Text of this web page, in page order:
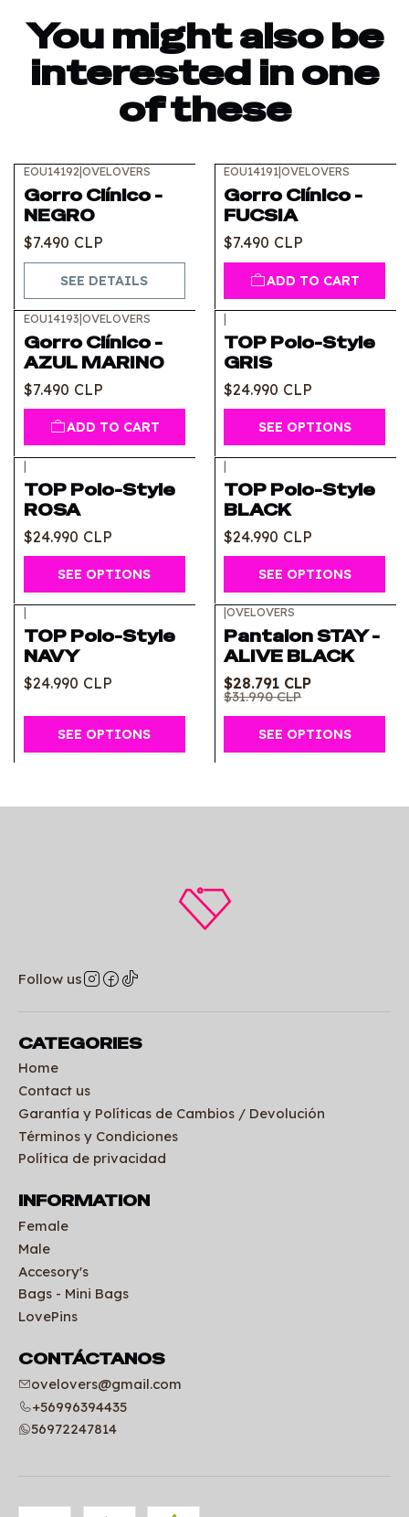
You might also be
interested in one
of these
EOU14192|OVELOVERS
Gorro Clínico -
NEGRO
$7.490 CLP
SEE DETAILS
EOU14191|OVELOVERS
Gorro Clínico -
FUCSIA
$7.490 CLP
ADD TO CART
EOU14193|OVELOVERS
Gorro Clínico -
AZUL MARINO
$7.490 CLP
ADD TO CART
|
TOP Polo-Style
GRIS
$24.990 CLP
SEE OPTIONS
|
TOP Polo-Style
ROSA
$24.990 CLP
SEE OPTIONS
|
TOP Polo-Style
BLACK
$24.990 CLP
SEE OPTIONS
|
TOP Polo-Style
NAVY
$24.990 CLP
SEE OPTIONS
|OVELOVERS
Pantalon STAY -
ALIVE BLACK
$28.791 CLP
$31.990 CLP
SEE OPTIONS
Follow us
CATEGORIES
Home
Contact us
Garantía y Políticas de Cambios / Devolución
Términos y Condiciones
Política de privacidad
INFORMATION
Female
Male
Accesory's
Bags - Mini Bags
LovePins
CONTÁCTANOS
ovelovers@gmail.com
+56996394435
56972247814